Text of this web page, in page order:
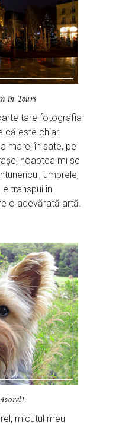
în Tours
tare fotografia
că este chiar
mare, în sate, pe
noaptea mi se
umbrele,
transpui în
o adevărată artă.
micutul meu